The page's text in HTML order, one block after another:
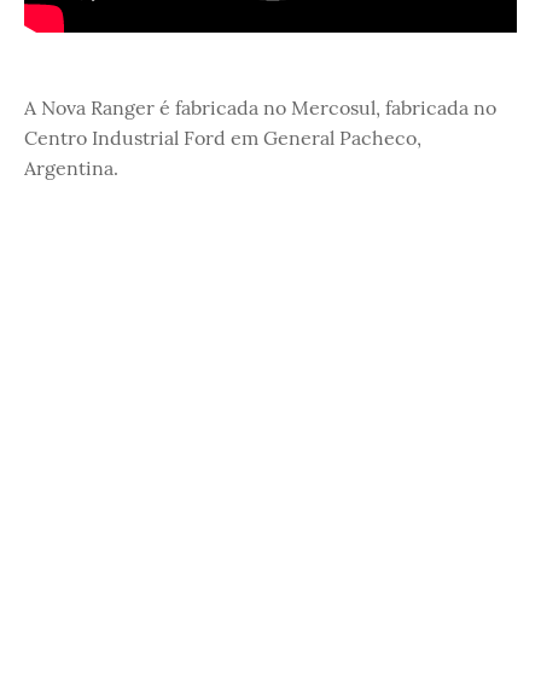
A Nova Ranger é fabricada no Mercosul, fabricada no
Centro Industrial Ford em General Pacheco,
Argentina.